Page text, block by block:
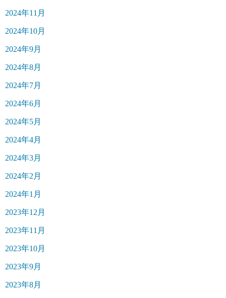
2024年11月
2024年10月
2024年9月
2024年8月
2024年7月
2024年6月
2024年5月
2024年4月
2024年3月
2024年2月
2024年1月
2023年12月
2023年11月
2023年10月
2023年9月
2023年8月